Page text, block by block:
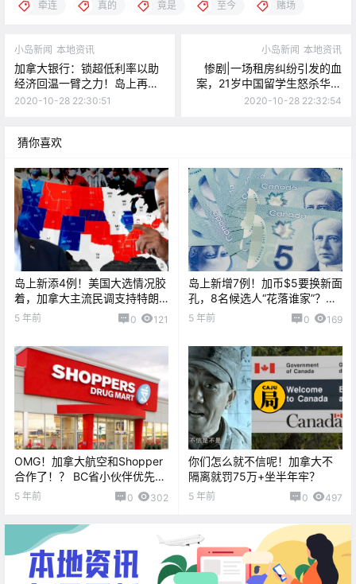
牵连 真的 竟是 至今 赌场
小岛新闻 本地资讯
加拿大银行：锁超低利率以助
经济回温一臂之力！岛上再现
“毒飞机”。。。
2020-10-28 22:30:51
小岛新闻 本地资讯
惨剧|一场租房纠纷引发的血
案，21岁中国留学生怒杀华人
房东！
2020-10-28 22:32:54
猜你喜欢
岛上新添4例！美国大选情况胶
着，加拿大主流民调支持特朗
普？！
5 年前 0 121
岛上新增7例！加币$5要换新面
孔，8名候选人“花落谁家”？疫
情导致近6个月犯罪率下降...
5 年前 0 169
OMG！加拿大航空和Shopper
合作了！？ BC省小伙伴优先约
核酸检测？
5 年前 0 302
你们怎么就不信呢！加拿大不
隔离就罚75万+坐半年牢？
5 年前 0 497